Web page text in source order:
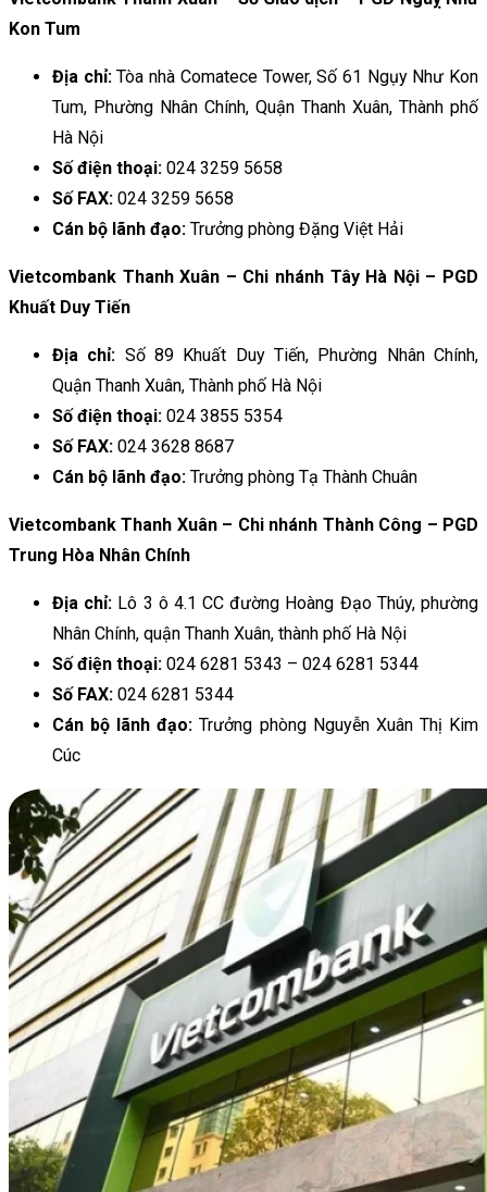
Kon Tum
Địa chỉ:Tòa nhà Comatece Tower, Số 61 Ngụy Như Kon
Tum, Phường Nhân Chính, Quận Thanh Xuân, Thành phố
Hà Nội
Số điện thoại: 024 3259 5658
Số FAX: 024 3259 5658
Cán bộ lãnh đạo: Trưởng phòng Đặng Việt Hải
Vietcombank Thanh Xuân – Chi nhánh Tây Hà Nội – PGD
Khuất Duy Tiến
Địa chỉ: Số 89 Khuất Duy Tiến, Phường Nhân Chính,
Quận Thanh Xuân, Thành phố Hà Nội
Số điện thoại: 024 3855 5354
Số FAX: 024 3628 8687
Cán bộ lãnh đạo: Trưởng phòng Tạ Thành Chuân
Vietcombank Thanh Xuân – Chi nhánh Thành Công – PGD
Trung Hòa Nhân Chính
Địa chỉ: Lô 3 ô 4.1 CC đường Hoàng Đạo Thúy, phường
Nhân Chính, quận Thanh Xuân, thành phố Hà Nội
Số điện thoại: 024 6281 5343 – 024 6281 5344
Số FAX: 024 6281 5344
Cán bộ lãnh đạo:Trưởng phòng Nguyễn Xuân Thị Kim
Cúc